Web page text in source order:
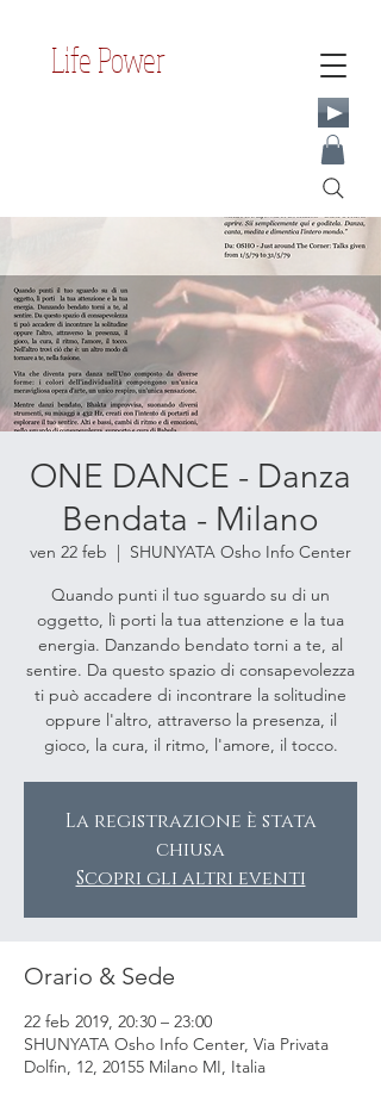
Life Power
ONE DANCE - Danza
Bendata - Milano
ven 22 feb
  |
SHUNYATA Osho Info Center
Quando punti il tuo sguardo su di un
oggetto, lì porti la tua attenzione e la tua
energia. Danzando bendato torni a te, al
sentire. Da questo spazio di consapevolezza
ti può accadere di incontrare la solitudine
oppure l'altro, attraverso la presenza, il
gioco, la cura, il ritmo, l'amore, il tocco.
La registrazione è stata
chiusa
Scopri gli altri eventi
Orario & Sede
22 feb 2019, 20:30 – 23:00
SHUNYATA Osho Info Center, Via Privata
Dolfin, 12, 20155 Milano MI, Italia